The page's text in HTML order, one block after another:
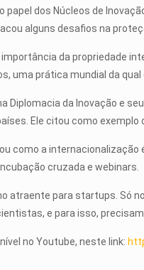
papel dos Núcleos de
alguns desafios na
da propriedade
uma prática mundial da qual
Diplomacia da Inovação e
Ele citou como exemplo
como a
cruzada e webinars.
atraente para startups. Só
e para isso,
no Youtube, neste link: